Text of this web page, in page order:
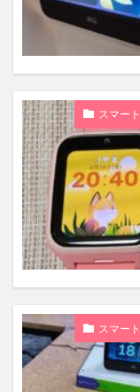
ボートショー
ガンダム見放
渕野右登
天丼
劇
android
中華人民共和
ひらまつ
ピクセラ
格安SIM
NHK紅白歌合
スマー
スマー